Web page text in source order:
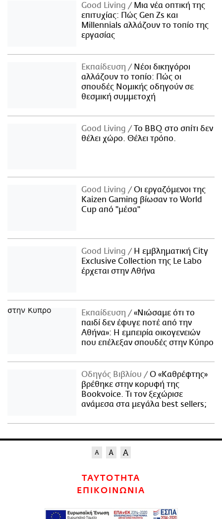
Good Living
Μια νέα οπτική της
επιτυχίας: Πώς Gen Zs και
Millennials αλλάζουν το τοπίο της
εργασίας
Εκπαίδευση
Νέοι δικηγόροι
αλλάζουν το τοπίο: Πώς οι
σπουδές Νομικής οδηγούν σε
θεσμική συμμετοχή
Good Living
Το BBQ στο σπίτι δεν
θέλει χώρο. Θέλει τρόπο.
Good Living
Οι εργαζόμενοι της
Kaizen Gaming βίωσαν το World
Cup από "μέσα"
Good Living
Η εμβληματική City
Exclusive Collection της Le Labo
έρχεται στην Αθήνα
Εκπαίδευση
«Νιώσαμε ότι το
παιδί δεν έφυγε ποτέ από την
Αθήνα»: Η εμπειρία οικογενειών
που επέλεξαν σπουδές στην Κύπρο
Οδηγός Βιβλίου
Ο «Καθρέφτης»
βρέθηκε στην κορυφή της
Bookvoice. Τι τον ξεχώρισε
ανάμεσα στα μεγάλα best sellers;
ΤΑΥΤΟΤΗΤΑ
ΕΠΙΚΟΙΝΩΝΙΑ